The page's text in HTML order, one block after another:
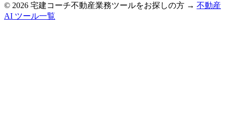
© 2026 宅建コーチ不動産業務ツールをお探しの方 → 不動産
AI ツール一覧